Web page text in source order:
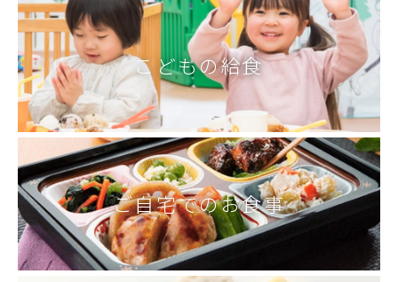
こどもの給食
ご自宅でのお食事